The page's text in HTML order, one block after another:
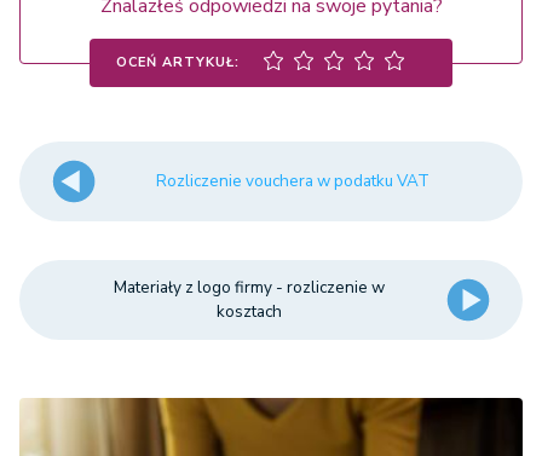
Znalazłeś odpowiedzi na swoje pytania?
OCEŃ ARTYKUŁ:
Rozliczenie vouchera w podatku VAT
Materiały z logo firmy - rozliczenie w
kosztach